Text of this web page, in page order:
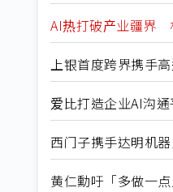
AI热打破产业疆界
上银首度跨界携手
爱比打造企业AI沟
西门子携手达明机
黄仁勳吁「多做一